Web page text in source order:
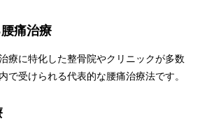
痛治療
療に特化した整骨院やクリニックが多数
で受けられる代表的な腰痛治療法です。